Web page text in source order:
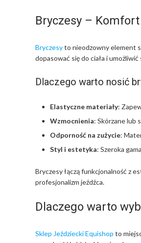
Bryczesy –
Bryczesyto nieodzowny element
dopasować się do ciała i
Dlaczego warto nosić
Elastyczne materiały:
Wzmocnienia: Skórzane lub
Odporność na zużycie:
Styl i estetyka: Szeroka
Bryczesy łączą funkcjonalność z
profesjonalizm jeźdźca.
Dlaczego warto
Sklep Jeździecki Equishop to